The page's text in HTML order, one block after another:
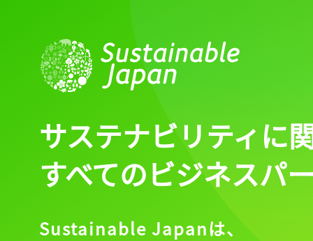
サステナビリティに
すべてのビジネスパ
Sustainable Japanは、